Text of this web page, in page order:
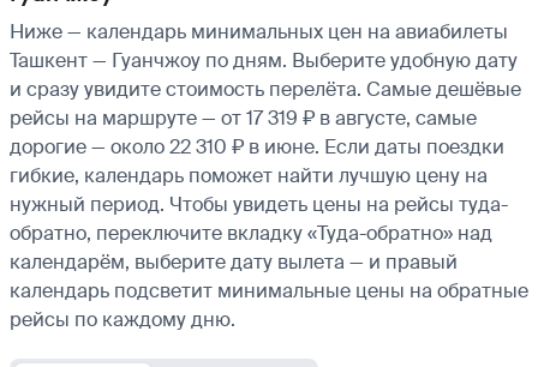
Ниже — календарь минимальных цен на авиабилеты
Ташкент — Гуанчжоу по дням. Выберите удобную дату
и сразу увидите стоимость перелёта. Самые дешёвые
рейсы на маршруте — от 17 319 ₽ в августе, самые
дорогие — около 22 310 ₽ в июне. Если даты поездки
гибкие, календарь поможет найти лучшую цену на
нужный период. Чтобы увидеть цены на рейсы туда-
обратно, переключите вкладку «Туда-обратно» над
календарём, выберите дату вылета — и правый
календарь подсветит минимальные цены на обратные
рейсы по каждому дню.